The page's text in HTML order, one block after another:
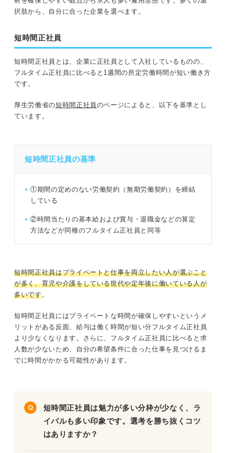
択肢から、自分に合った企業を選べます。
短時間正社員
短時間正社員とは、企業に正社員として入社しているものの、
フルタイム正社員に比べると1週間の所定労働時間が短い働き方
です。
厚生労働省の短時間正社員 のページによると、以下を基準とし
ています。
短時間正社員の基準
①期間の定めのない労働契約（無期労働契約）を締結
している
②時間当たりの基本給および賞与・退職金などの算定
方法などが同種のフルタイム正社員と同等
短時間正社員はプライベートと仕事を両立したい人が選ぶこと
が多く、育児や介護をしている世代や定年後に働いている人が
多いです。
短時間正社員にはプライベートな時間が確保しやすいというメ
リットがある反面、給与は働く時間が短い分フルタイム正社員
より少なくなります。さらに、フルタイム正社員に比べると求
人数が少ないため、自分の希望条件に合った仕事を見つけるま
でに時間がかかる可能性があります。
短時間正社員は魅力が多い分枠が少なく、ラ
イバルも多い印象です。選考を勝ち抜くコツ
はありますか？